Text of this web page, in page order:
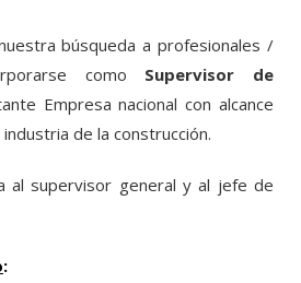
búsqueda a profesionales /
como Supervisor de
Empresa nacional con alcance
de la construcción.
al supervisor general y al jefe de
: